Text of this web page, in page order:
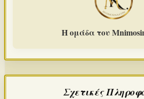
Η ομάδα του
Σχετικές